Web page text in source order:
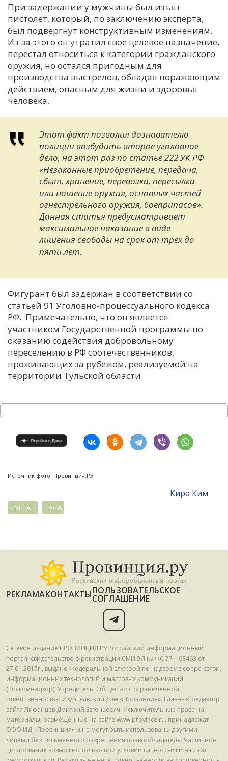
Н
Ч
Я
При задержании у мужчины был изъят
пистолет, который, по заключению эксперта,
был подвергнут конструктивным изменениям.
Из-за этого он утратил свое целевое назначение,
перестал относиться к категории гражданского
оружия, но остался пригодным для
производства выстрелов, обладая поражающим
действием, опасным для жизни и здоровья
человека.
Этот факт позволил дознавателю
полиции возбудить второе уголовное
дело, на этот раз по статье 222 УК РФ
«Незаконные приобретение, передача,
сбыт, хранение, перевозка, пересылка
или ношение оружия, основных частей
огнестрельного оружия, боеприпасов».
Данная статья предусматривает
максимальное наказание в виде
лишения свободы на срок от трех до
пяти лет.
Фигурант был задержан в соответствии со
статьей 91 Уголовно-процессуального кодекса
РФ. Примечательно, что он является
участником Государственной программы по
оказанию содействия добровольному
переселению в РФ соотечественников,
проживающих за рубежом, реализуемой на
территории Тульской области.
Источник фото: Провинция.РУ
Кира Ким
КУРГАН ТУЛА
РЕКЛАМАКОНТАКТЫПОЛЬЗОВАТЕЛЬСКОЕ
СОГЛАШЕНИЕ
Сетевое издание ПРОВИНЦИЯ.РУ Российский информационный
портал, свидетельство о регистрации СМИ ЭЛ № ФС 77 – 68463 от
27.01.2017г., выдано Федеральной службой по надзору в сфере связи,
информационных технологий и массовых коммуникаций
(Роскомнадзор). Учредитель: Общество с ограниченной
ответственностью Издательский дом «Провинция». Главный редактор
сайта Лифанцев Дмитрий Евгеньевич. Исключительные права на
материалы, размещенные на сайте www.province.ru, принадлежат
ООО ИД «Провинция» и не могут быть использованы другими
лицами без письменного разрешения правообладателя. Частичное
цитирование возможно только при условии гиперссылки на сайт